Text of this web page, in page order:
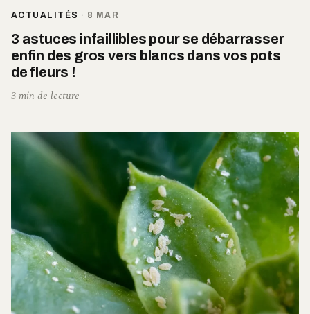
ACTUALITÉS · 8 MAR
3 astuces infaillibles pour se débarrasser
enfin des gros vers blancs dans vos pots
de fleurs !
3 min de lecture